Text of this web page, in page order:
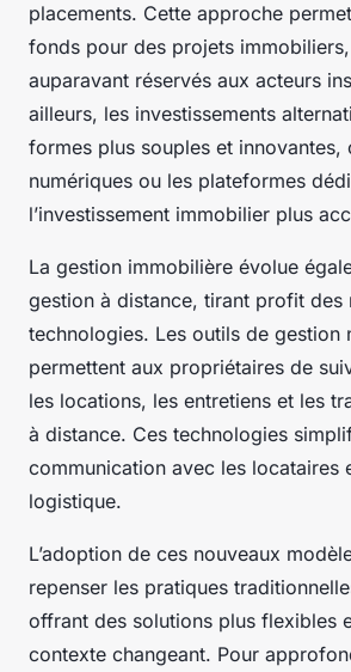
placements. Cette approche
fonds pour des projets
auparavant réservés aux acteurs
ailleurs, les investissements
formes plus souples et innovantes,
numériques ou les plateformes
l’investissement immobilier plus
La gestion immobilière évolue
gestion à distance, tirant profit des
technologies. Les outils de gestion
permettent aux propriétaires de
les locations, les entretiens et les
à distance. Ces technologies
communication avec les locataires
logistique.
L’adoption de ces nouveaux
repenser les pratiques
offrant des solutions plus flexibles
contexte changeant. Pour